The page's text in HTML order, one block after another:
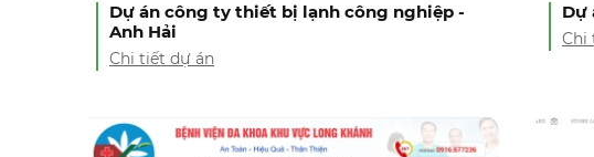
Dự án công ty thiết bị lạnh công nghiệp -
Anh Hải
Chi tiết dự án
Dự
Chi